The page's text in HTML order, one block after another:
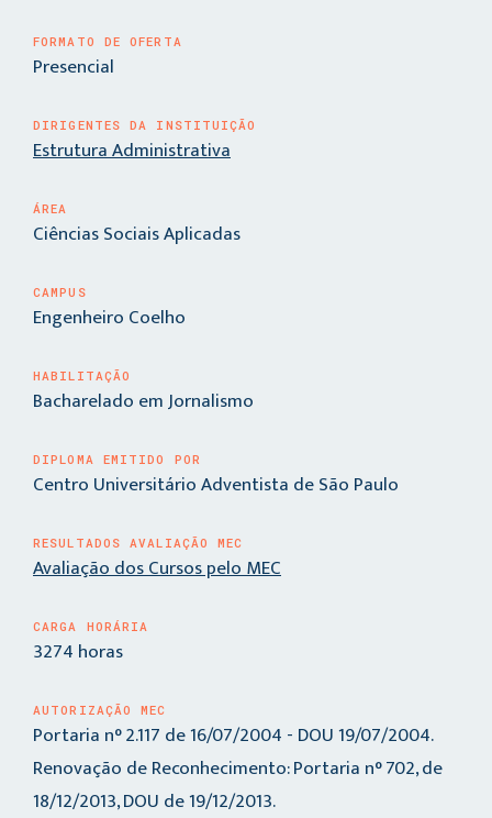
FORMATO DE OFERTA
Presencial
DIRIGENTES DA INSTITUIÇÃO
Estrutura Administrativa
ÁREA
Ciências Sociais Aplicadas
CAMPUS
Engenheiro Coelho
HABILITAÇÃO
Bacharelado em Jornalismo
DIPLOMA EMITIDO POR
Centro Universitário Adventista de São Paulo
RESULTADOS AVALIAÇÃO MEC
Avaliação dos Cursos pelo MEC
CARGA HORÁRIA
3274 horas
AUTORIZAÇÃO MEC
Portaria n° 2.117 de 16/07/2004 - DOU 19/07/2004.
Renovação de Reconhecimento: Portaria n° 702, de
18/12/2013, DOU de 19/12/2013.